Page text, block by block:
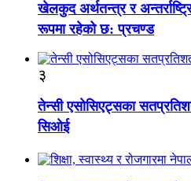
खेलकुद अर्थतन्त्र र
रूपमा रहेको छ: प्रचण्ड
३
तेन्सी एसोसिएट्सका
सिओई